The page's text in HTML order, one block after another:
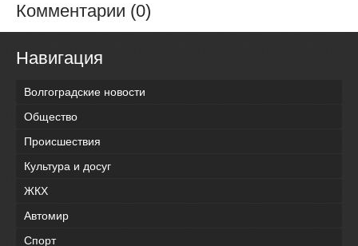
Комментарии (0)
Навигация
Волгоградские новости
Общество
Происшествия
Культура и досуг
ЖКХ
Автомир
Спорт